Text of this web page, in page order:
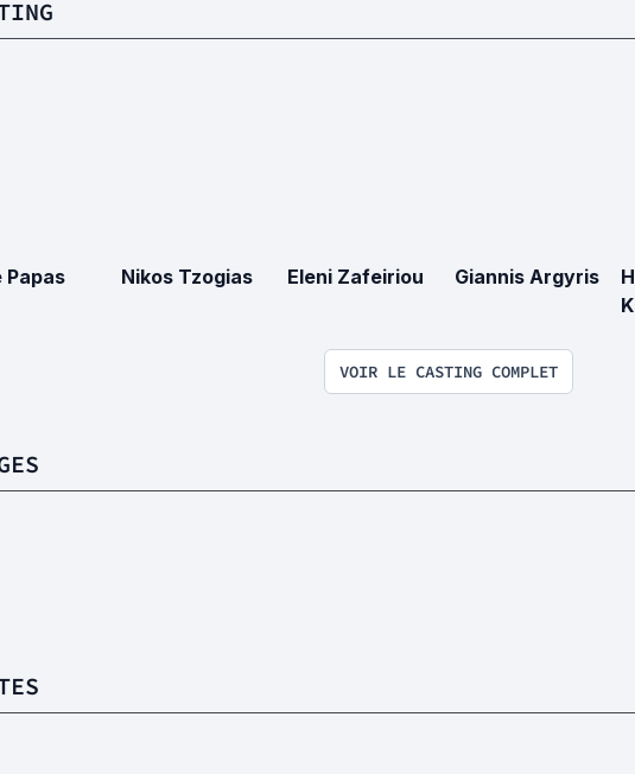
Papas Nikos Tzogias Eleni Zafeiriou Giannis Argyris
VOIR LE CASTING COMPLET